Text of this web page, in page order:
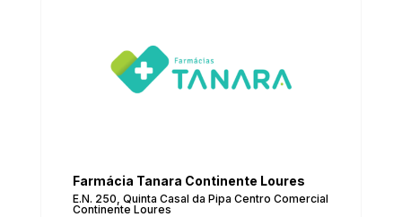
Farmácia Tanara Continente Loures
E.N. 250, Quinta Casal da Pipa Centro Comercial
Continente Loures